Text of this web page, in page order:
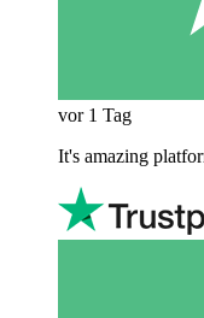
vor 1 Tag
It's amazing